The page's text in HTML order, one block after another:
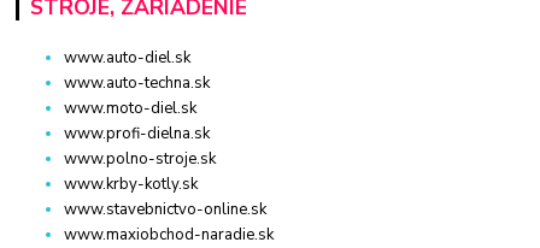
STROJE, ZARIADENIE
www.auto-diel.sk
www.auto-techna.sk
www.moto-diel.sk
www.profi-dielna.sk
www.polno-stroje.sk
www.krby-kotly.sk
www.stavebnictvo-online.sk
www.maxiobchod-naradie.sk